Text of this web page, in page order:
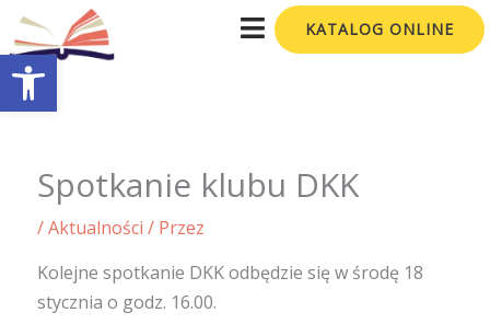
Otwórz pasek narzędzi
Przejdź
do
treści
KATALOG ONLINE
Spotkanie klubu DKK
/Aktualności / Przez
Kolejne spotkanie DKK odbędzie się w środę 18
stycznia o godz. 16.00.